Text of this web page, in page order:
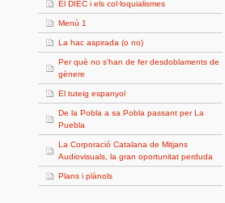
El DIEC i els col·loquialismes
Menú 1
La hac aspirada (o no)
Per què no s'han de fer desdoblaments de
gènere
El tuteig espanyol
De la Pobla a sa Pobla passant per La
Puebla
La Corporació Catalana de Mitjans
Audiovisuals, la gran oportunitat perduda
Plans i plànols